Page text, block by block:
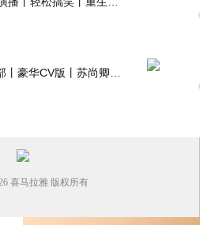
喜马拉雅 版权所有